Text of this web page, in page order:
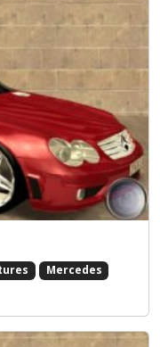
Mercedes